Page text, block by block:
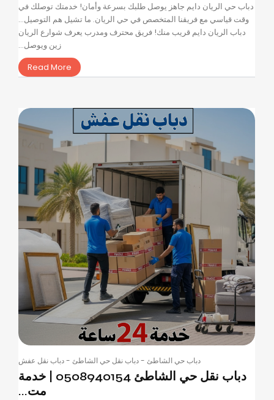
دباب حي الريان دايم جاهز يوصل طلبك بسرعة وأمان! خدمتك توصلك في
وقت قياسي مع فريقنا المتخصص في حي الريان. ما تشيل هم التوصيل…
دباب الريان دايم قريب منك! فريق محترف ومدرب يعرف شوارع الريان
زين ويوصل...
Read More
دباب حي الشاطئ -دباب نقل حي الشاطئ -دباب نقل عفش
دباب نقل حي الشاطئ 0508940154 | خدمة
مت...